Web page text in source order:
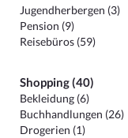
Jugendherbergen (3)
Pension (9)
Reisebüros (59)
Shopping (40)
Bekleidung (6)
Buchhandlungen (26)
Drogerien (1)